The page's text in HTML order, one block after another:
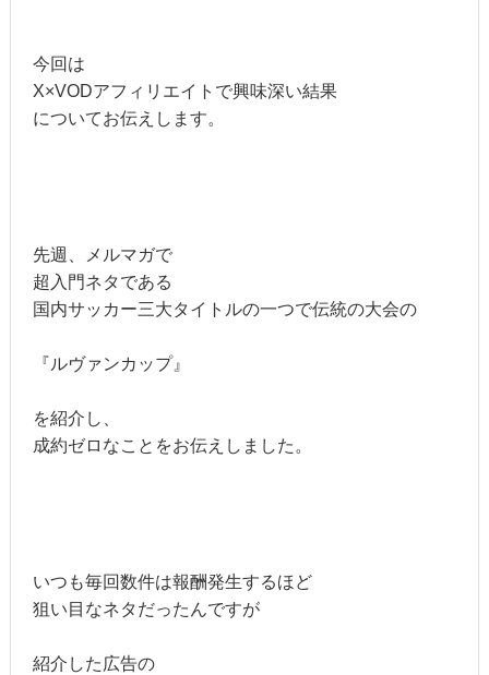
今回は
X×VODアフィリエイトで興味深い結果
についてお伝えします。
先週、メルマガで
超入門ネタである
国内サッカー三大タイトルの一つで伝統の大会の
『ルヴァンカップ』
を紹介し、
成約ゼロなことをお伝えしました。
いつも毎回数件は報酬発生するほど
狙い目なネタだったんですが
紹介した広告の